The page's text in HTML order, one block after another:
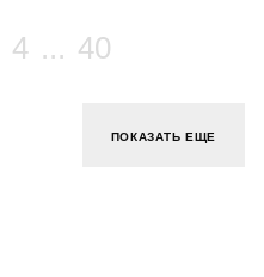
4 ... 40
ПОКАЗАТЬ ЕЩЕ